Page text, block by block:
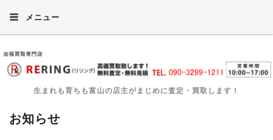
メニュー
生まれも育ちも富山の店主がまじめに査定・買取します！
お知らせ